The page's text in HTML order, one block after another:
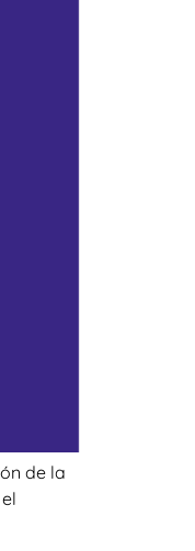
de la